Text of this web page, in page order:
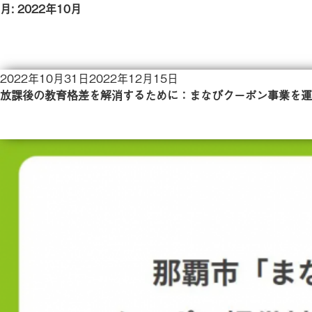
月: 2022年10月
投
稿
2022年10月31日2022年12月15日
放課後の教育格差を解消するために：まなびクーポン事業を